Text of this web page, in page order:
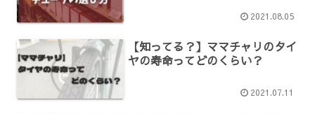
2021.08.05
【知ってる？】ママチャリのタイ
ヤの寿命ってどのくらい？
2021.07.11